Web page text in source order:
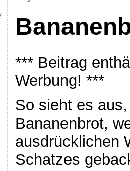
*** Beitrag
Werbung! ***
So sieht es
Bananenbrot,
ausdrücklichen
Schatzes